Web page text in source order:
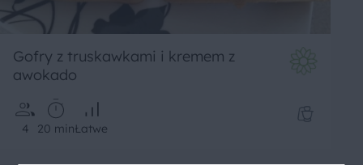
Gofry z truskawkami i kremem z
awokado
4 20 minŁatwe